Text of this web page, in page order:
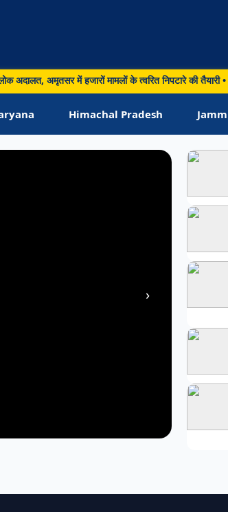
में हजारों मामलों के त्वरित निपटारे की
Himachal Pradesh
›